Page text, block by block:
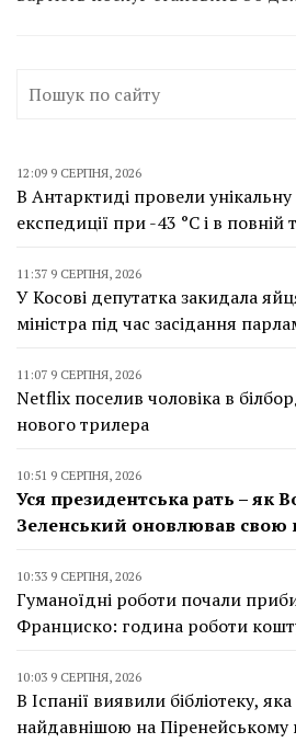
12:09 9 СЕРПНЯ, 2026
В Антарктиді провели
експедиції при -43 °C і в повній
11:37 9 СЕРПНЯ, 2026
У Косові депутатка закидала
міністра під час засідання
11:07 9 СЕРПНЯ, 2026
Netflix поселив чоловіка в
нового трилера
10:51 9 СЕРПНЯ, 2026
Уся президентська рать – як
Зеленський оновлював свою
10:33 9 СЕРПНЯ, 2026
Гуманоїдні роботи почали
Франциско: година роботи
10:03 9 СЕРПНЯ, 2026
В Іспанії виявили бібліотеку,
найдавнішою на Піренейському